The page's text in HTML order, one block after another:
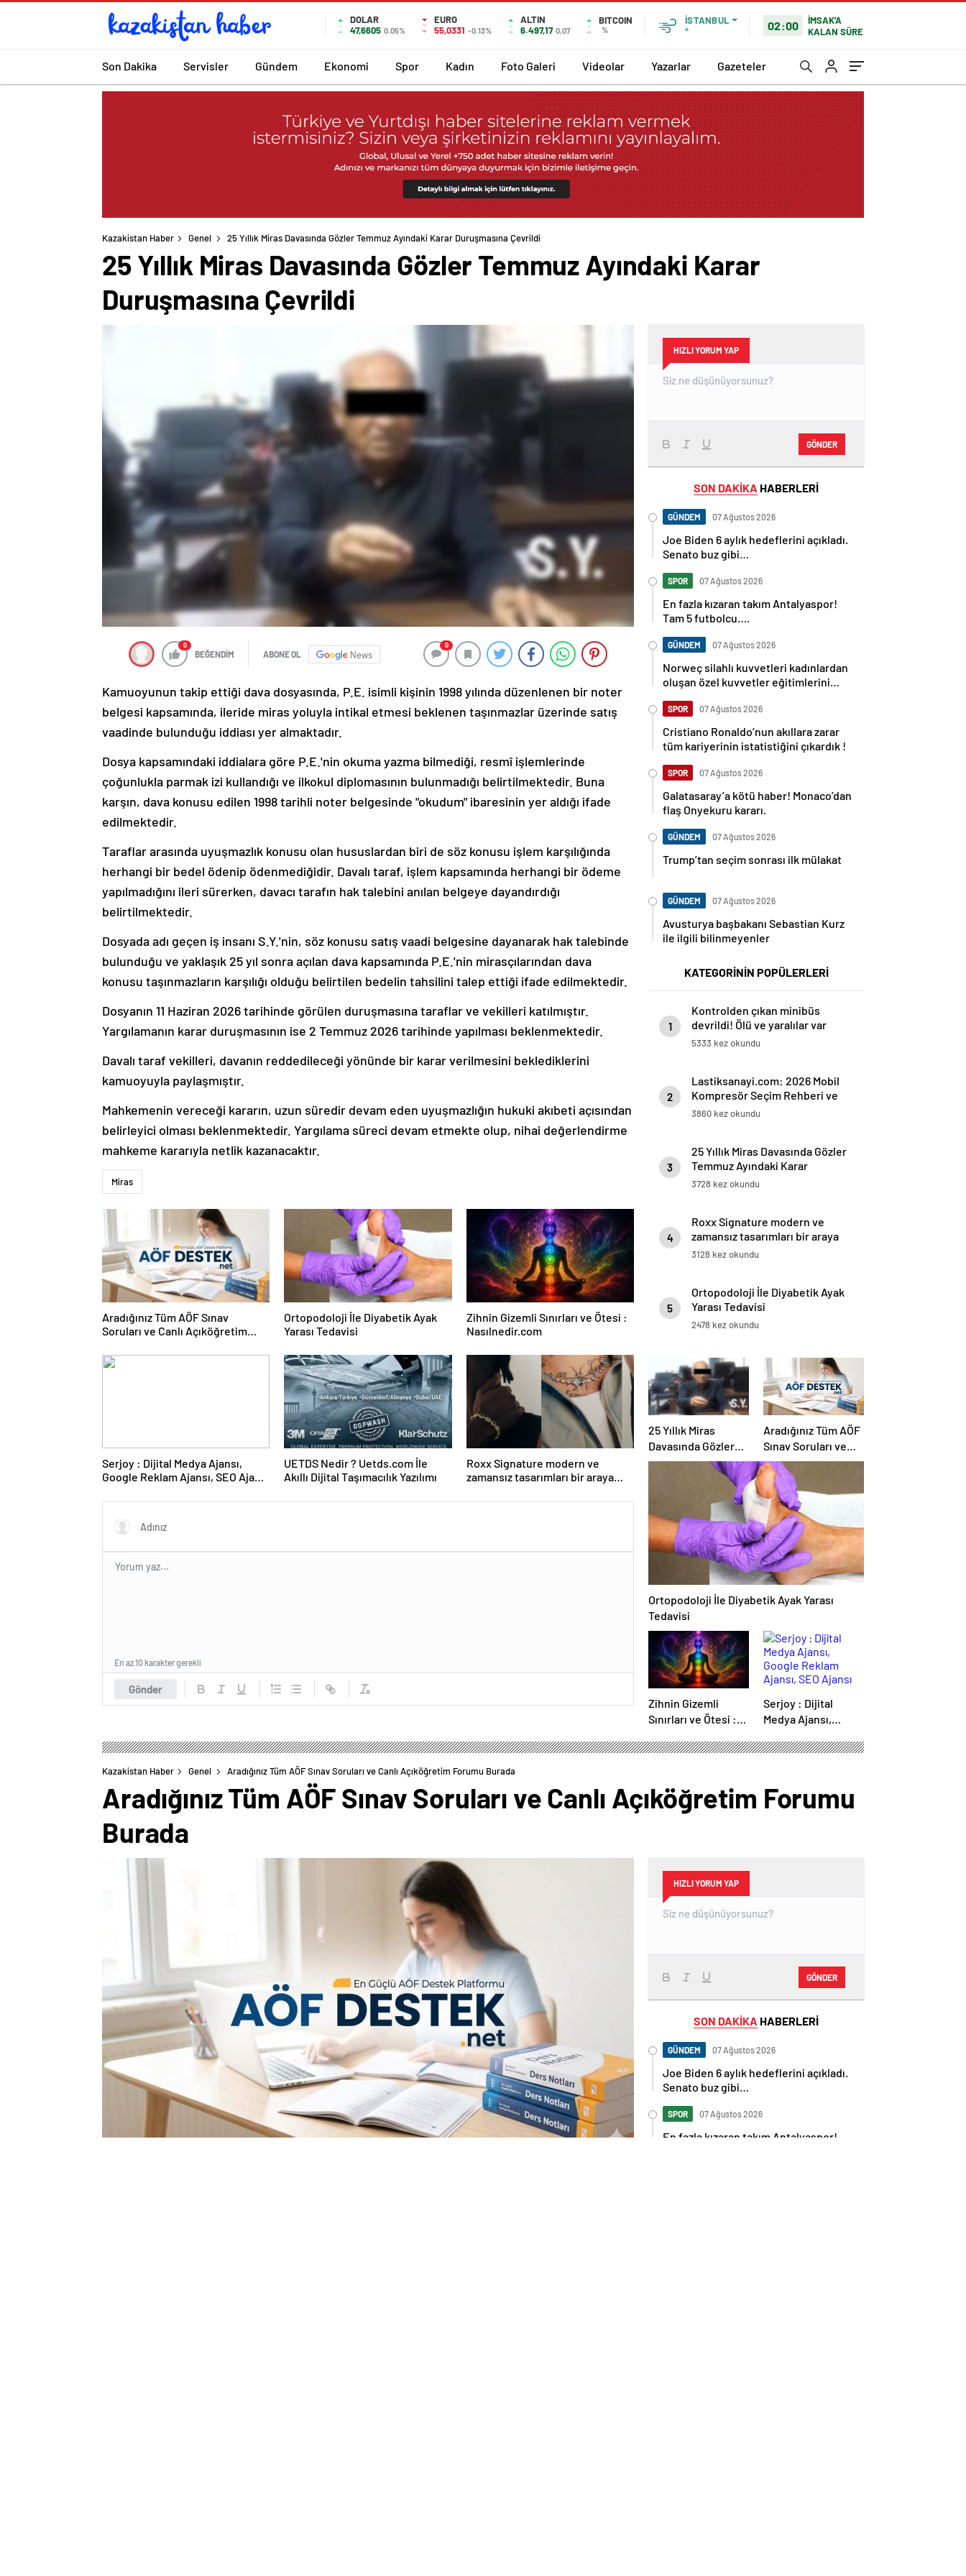
DOLAR
47,6605 0.05%
EURO
55,0331 -0.13%
ALTIN
6.497,17 0,07
BITCOIN
%
İSTANBUL
°
02:00
İMSAK'A
KALAN SÜRE
Son Dakika Servisler Gündem Ekonomi Spor Kadın Foto Galeri Videolar Yazarlar Gazeteler
Kazakistan Haber Genel 25 Yıllık Miras Davasında Gözler Temmuz Ayındaki Karar Duruşmasına Çevrildi
25 Yıllık Miras Davasında Gözler Temmuz Ayındaki Karar
Duruşmasına Çevrildi
0
BEĞENDİM ABONE OL News
0
Kamuoyunun takip ettiği dava dosyasında, P.E. isimli kişinin 1998 yılında düzenlenen bir noter
belgesi kapsamında, ileride miras yoluyla intikal etmesi beklenen taşınmazlar üzerinde satış
vaadinde bulunduğu iddiası yer almaktadır.
Dosya kapsamındaki iddialara göre P.E.'nin okuma yazma bilmediği, resmî işlemlerinde
çoğunlukla parmak izi kullandığı ve ilkokul diplomasının bulunmadığı belirtilmektedir. Buna
karşın, dava konusu edilen 1998 tarihli noter belgesinde "okudum" ibaresinin yer aldığı ifade
edilmektedir.
Taraflar arasında uyuşmazlık konusu olan hususlardan biri de söz konusu işlem karşılığında
herhangi bir bedel ödenip ödenmediğidir. Davalı taraf, işlem kapsamında herhangi bir ödeme
yapılmadığını ileri sürerken, davacı tarafın hak talebini anılan belgeye dayandırdığı
belirtilmektedir.
Dosyada adı geçen iş insanı S.Y.'nin, söz konusu satış vaadi belgesine dayanarak hak talebinde
bulunduğu ve yaklaşık 25 yıl sonra açılan dava kapsamında P.E.'nin mirasçılarından dava
konusu taşınmazların karşılığı olduğu belirtilen bedelin tahsilini talep ettiği ifade edilmektedir.
Dosyanın 11 Haziran 2026 tarihinde görülen duruşmasına taraflar ve vekilleri katılmıştır.
Yargılamanın karar duruşmasının ise 2 Temmuz 2026 tarihinde yapılması beklenmektedir.
Davalı taraf vekilleri, davanın reddedileceği yönünde bir karar verilmesini beklediklerini
kamuoyuyla paylaşmıştır.
Mahkemenin vereceği kararın, uzun süredir devam eden uyuşmazlığın hukuki akıbeti açısından
belirleyici olması beklenmektedir. Yargılama süreci devam etmekte olup, nihai değerlendirme
mahkeme kararıyla netlik kazanacaktır.
Miras
Aradığınız Tüm AÖF Sınav
Soruları ve Canlı Açıköğretim
Ortopodoloji İle Diyabetik Ayak
Yarası Tedavisi
Zihnin Gizemli Sınırları ve Ötesi :
Nasılnedir.com
Serjoy : Dijital Medya Ajansı,
Google Reklam Ajansı, SEO Ajansı
UETDS Nedir ? Uetds.com İle
Akıllı Dijital Taşımacılık Yazılımı
Roxx Signature modern ve
zamansız tasarımları bir araya
Gönder
En az 10 karakter gerekli
HIZLI YORUM YAP
GÖNDER
SON DAKİKA HABERLERİ
GÜNDEM 07 Ağustos 2026
Joe Biden 6 aylık hedeflerini açıkladı.
Senato buz gibi…
SPOR 07 Ağustos 2026
En fazla kızaran takım Antalyaspor!
Tam 5 futbolcu….
GÜNDEM 07 Ağustos 2026
Norweç silahlı kuvvetleri kadınlardan
oluşan özel kuvvetler eğitimlerini
SPOR 07 Ağustos 2026
Cristiano Ronaldo’nun akıllara zarar
tüm kariyerinin istatistiğini çıkardık !
SPOR 07 Ağustos 2026
Galatasaray’a kötü haber! Monaco’dan
flaş Onyekuru kararı.
GÜNDEM 07 Ağustos 2026
Trump’tan seçim sonrası ilk mülakat
GÜNDEM 07 Ağustos 2026
Avusturya başbakanı Sebastian Kurz
ile ilgili bilinmeyenler
KATEGORİNİN POPÜLERLERİ
1
Kontrolden çıkan minibüs
devrildi! Ölü ve yaralılar var
5333 kez okundu
2
Lastiksanayi.com: 2026 Mobil
Kompresör Seçim Rehberi ve
Verimlilik Analizi
3860 kez okundu
3
25 Yıllık Miras Davasında Gözler
Temmuz Ayındaki Karar
Duruşmasına Çevrildi
3728 kez okundu
4
Roxx Signature modern ve
zamansız tasarımları bir araya
getiriyor
3128 kez okundu
5
Ortopodoloji İle Diyabetik Ayak
Yarası Tedavisi
2478 kez okundu
25 Yıllık Miras
Davasında Gözler
Temmuz Ayındaki
Karar Duruşmasına
Aradığınız Tüm AÖF
Sınav Soruları ve
Canlı Açıköğretim
Forumu Burada
Ortopodoloji İle Diyabetik Ayak Yarası
Tedavisi
Zihnin Gizemli
Sınırları ve Ötesi :
Serjoy : Dijital
Medya Ajansı,
Ajansı, SEO Ajansı
Kazakistan Haber Genel Aradığınız Tüm AÖF Sınav Soruları ve Canlı Açıköğretim Forumu Burada
Aradığınız Tüm AÖF Sınav Soruları ve Canlı Açıköğretim Forumu
Burada
HIZLI YORUM YAP
GÖNDER
SON DAKİKA HABERLERİ
GÜNDEM 07 Ağustos 2026
Joe Biden 6 aylık hedeflerini açıkladı.
Senato buz gibi…
SPOR 07 Ağustos 2026
En fazla kızaran takım Antalyaspor!